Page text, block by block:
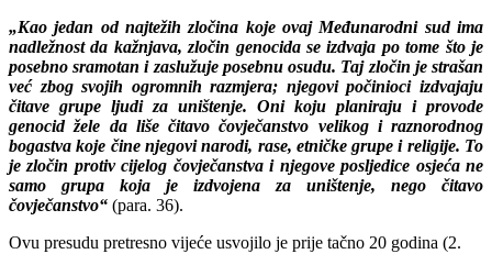
„Kao jedan od najtežih zločina koje ovaj Međunarodni sud ima
nadležnost da kažnjava, zločin genocida se izdvaja po tome što je
posebno sramotan i zaslužuje posebnu osudu. Taj zločin je strašan
već zbog svojih ogromnih razmjera; njegovi počinioci izdvajaju
čitave grupe ljudi za uništenje. Oni koju planiraju i provode
genocid žele da liše čitavo čovječanstvo velikog i raznorodnog
bogastva koje čine njegovi narodi, rase, etničke grupe i religije. To
je zločin protiv cijelog čovječanstva i njegove posljedice osjeća ne
samo grupa koja je izdvojena za uništenje, nego čitavo
čovječanstvo“ (para. 36).
Ovu presudu pretresno vijeće usvojilo je prije tačno 20 godina (2.